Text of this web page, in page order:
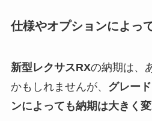
仕様やオプションによっ
新型レクサスRXの納期は、
かもしれませんが、 グレー
ンによっても納期は大きく変